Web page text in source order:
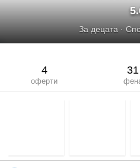
За децата·
4
оферти
31